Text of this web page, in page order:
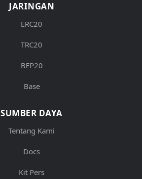
JARINGAN
ERC20
TRC20
BEP20
Base
SUMBER DAYA
Tentang Kami
Docs
Kit Pers